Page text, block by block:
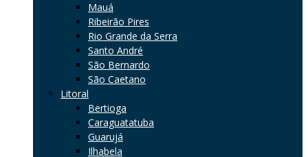
Mauá
Ribeirão Pires
Rio Grande da Serra
Santo André
São Bernardo
São Caetano
Litoral
Bertioga
Caraguatatuba
Guarujá
Ilhabela